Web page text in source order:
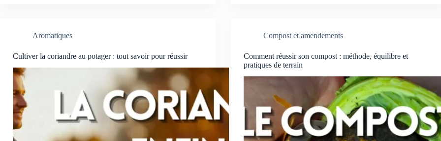
:
guide
deux
quinzaines
mythe
réalité
face
au
climatique
?
Aromatiques
Cultiver la coriandre au potager : tout savoir pour réussir
Compost et amendements
Comment réussir son compost : méthode, équilibre et
pratiques de terrain